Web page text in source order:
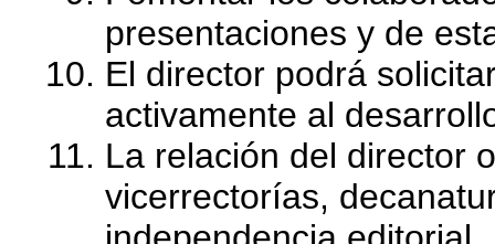
presentaciones y de
El director podrá
activamente al
La relación del director
vicerrectorías,